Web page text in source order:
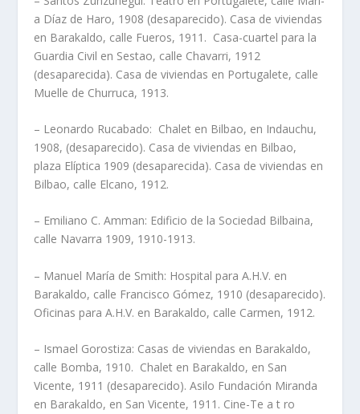
a Dí­az de Haro, 1908 (desaparecido). Casa de viviendas
en Barakaldo, calle Fueros, 1911. Casa-cuartel para la
Guardia Civil en Sestao, calle Chavarri, 1912
(desaparecida). Casa de viviendas en Portugalete, calle
Muelle de Churruca, 1913.
– Leonardo Rucabado: Chalet en Bilbao, en Indauchu,
1908, (desaparecido). Casa de viviendas en Bilbao,
plaza Elí­ptica 1909 (desaparecida). Casa de viviendas en
Bilbao, calle Elcano, 1912.
– Emiliano C. Amman: Edificio de la Sociedad Bilbaina,
calle Navarra 1909, 1910-1913.
– Manuel Marí­a de Smith: Hospital para A.H.V. en
Barakaldo, calle Francisco Gómez, 1910 (desaparecido).
Oficinas para A.H.V. en Barakaldo, calle Carmen, 1912.
– Ismael Gorostiza: Casas de viviendas en Barakaldo,
calle Bomba, 1910. Chalet en Barakaldo, en San
Vicente, 1911 (desaparecido). Asilo Fundación Miranda
en Barakaldo, en San Vicente, 1911. Cine-Te a t ro